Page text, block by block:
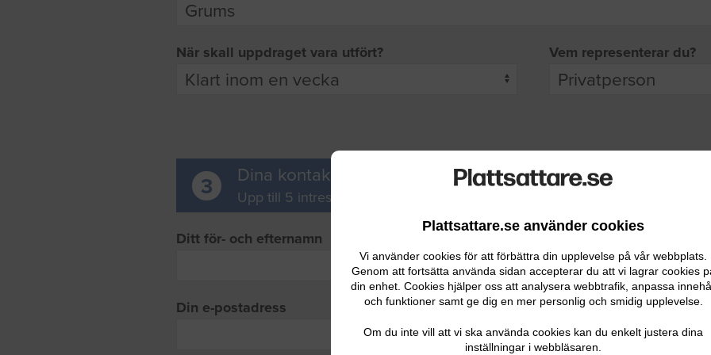
Plattsattare.se använder cookies
Vi använder cookies för att förbättra din upplevelse på vår webbplats.
Genom att fortsätta använda sidan accepterar du att vi lagrar cookies
din enhet. Cookies hjälper oss att analysera webbtrafik, anpassa
och funktioner samt ge dig en mer personlig och smidig upplevelse.
Om du inte vill att vi ska använda cookies kan du enkelt justera dina
inställningar i webbläsaren.
När skall uppdraget vara utfört? Vem representerar du?
3 Dina kontaktuppgifter
Upp till 5 intresserade leverantörer får möjlighet att ta kontakt med dig.
Ditt för- och efternamn
Din e-postadress Ditt telefonnummer